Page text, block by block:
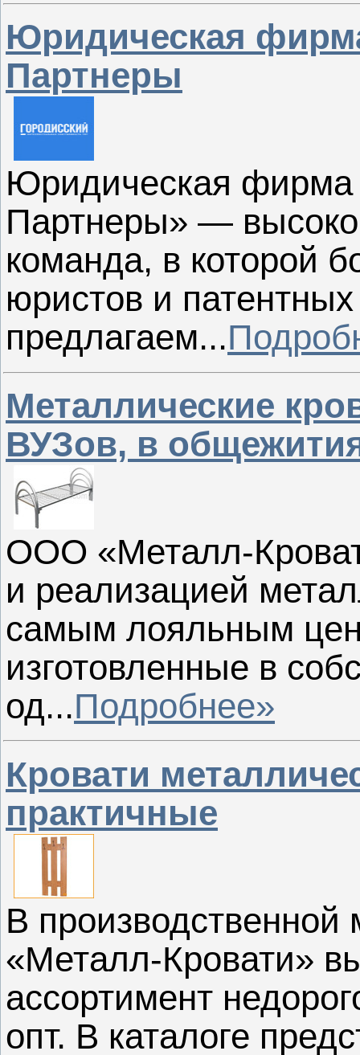
Юридическая
Партнеры
Юридическая фирма
Партнеры» —
команда, в которой
юристов и
предлагаем...
Металлические
ВУЗов, в
ООО «Металл-
и реализацией
самым лояльным
изготовленные в
од...Подробнее»
Кровати
практичные
В производственной
«Металл-Кровати»
ассортимент
опт. В каталоге